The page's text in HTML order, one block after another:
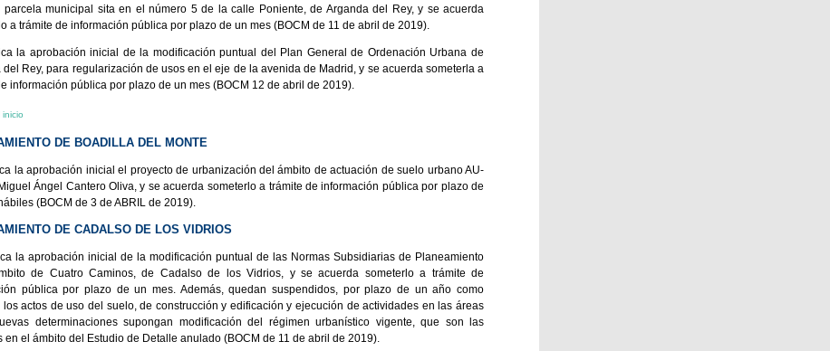
parcela municipal sita en el número 5 de la calle Poniente, de Arganda del Rey, y se acuerda
a trámite de información pública por plazo de un mes (BOCM de 11 de abril de 2019).
la aprobación inicial de la modificación puntual del Plan General de Ordenación Urbana de
del Rey, para regularización de usos en el eje de la avenida de Madrid, y se acuerda someterla a
información pública por plazo de un mes (BOCM 12 de abril de 2019).
inicio
DE BOADILLA DEL MONTE
la aprobación inicial el proyecto de urbanización del ámbito de actuación de suelo urbano AU-
Ángel Cantero Oliva, y se acuerda someterlo a trámite de información pública por plazo de
(BOCM de 3 de ABRIL de 2019).
DE CADALSO DE LOS VIDRIOS
la aprobación inicial de la modificación puntual de las Normas Subsidiarias de Planeamiento
de Cuatro Caminos, de Cadalso de los Vidrios, y se acuerda someterlo a trámite de
pública por plazo de un mes. Además, quedan suspendidos, por plazo de un año como
los actos de uso del suelo, de construcción y edificación y ejecución de actividades en las áreas
determinaciones supongan modificación del régimen urbanístico vigente, que son las
en el ámbito del Estudio de Detalle anulado (BOCM de 11 de abril de 2019).